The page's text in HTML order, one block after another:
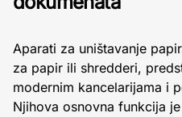
Aparati za uništavanje
za papir ili shredderi,
modernim kancelarijama i
Njihova osnovna funkcija